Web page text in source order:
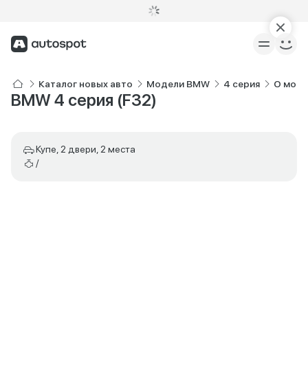
Каталог новых авто Модели BMW 4 серия О
BMW 4 серия (F32)
Купе, 2 двери, 2 места
/